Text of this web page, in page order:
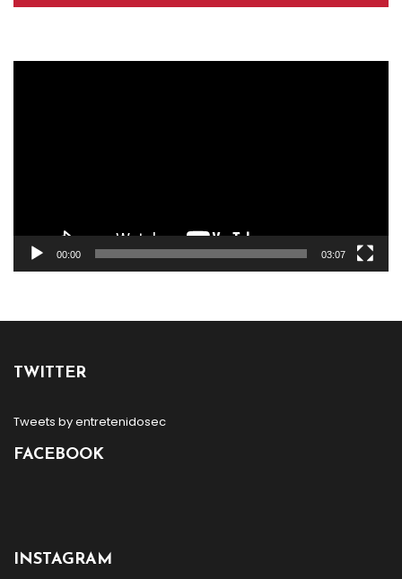
00:00 03:07
TWITTER
Tweets by entretenidosec
FACEBOOK
INSTAGRAM